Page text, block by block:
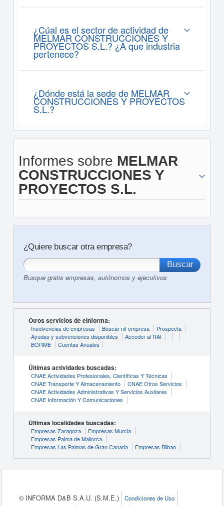
¿Cúal es el sector de actividad de
MELMAR CONSTRUCCIONES Y
PROYECTOS S.L.? ¿A que industria
pertenece?
¿Dónde está la sede de MELMAR
CONSTRUCCIONES Y PROYECTOS
S.L.?
Informes sobre MELMAR
CONSTRUCCIONES Y
PROYECTOS S.L.
¿Quiere buscar otra empresa?
Busque gratis empresas, autónomos y ejecutivos
Otros servicios de eInforma:
Insolvencias de empresas Buscar nif empresa
Prospecta
Ayudas y subvenciones disponibles
Acceder al RAI
BORME
Cuentas Anuales
Últimas actividades buscadas:
CNAE Actividades Profesionales, Científicas Y Técnicas
CNAE Transporte Y Almacenamiento
CNAE Otros Servicios
CNAE Actividades Administrativas Y Servicios Auxliares
CNAE Información Y Comunicaciones
Últimas localidades buscadas:
Empresas Zaragoza
Empresas Murcia
Empresas Palma de Mallorca
Empresas Las Palmas de Gran Canaria
Empresas Bilbao
© INFORMA D&B S.A.U. (S.M.E.) Condiciones de Uso